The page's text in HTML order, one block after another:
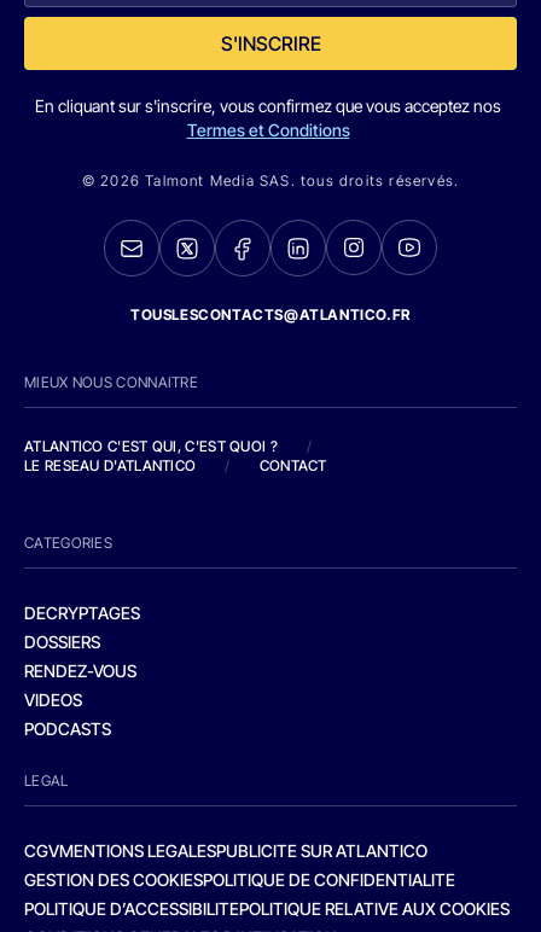
S'INSCRIRE
En cliquant sur s'inscrire, vous confirmez que vous acceptez nos
Termes et Conditions
© 2026 Talmont Media SAS. tous droits réservés.
TOUSLESCONTACTS@ATLANTICO.FR
MIEUX NOUS CONNAITRE
ATLANTICO C'EST QUI, C'EST QUOI ?
/
LE RESEAU D'ATLANTICO
/ CONTACT
CATEGORIES
DECRYPTAGES
DOSSIERS
RENDEZ-VOUS
VIDEOS
PODCASTS
LEGAL
CGVMENTIONS LEGALESPUBLICITE SUR ATLANTICO
GESTION DES COOKIESPOLITIQUE DE CONFIDENTIALITE
POLITIQUE D’ACCESSIBILITEPOLITIQUE RELATIVE AUX COOKIES